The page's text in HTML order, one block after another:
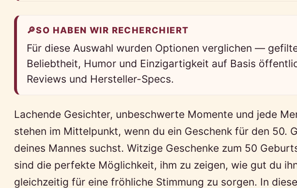
🔎SO HABEN WIR RECHERCHIERT
Für diese Auswahl wurden Optionen verglichen —
Beliebtheit, Humor und Einzigartigkeit auf Basis
Reviews und Hersteller-Specs.
Lachende Gesichter, unbeschwerte Momente und jede
stehen im Mittelpunkt, wenn du ein Geschenk für den 50.
deines Mannes suchst. Witzige Geschenke zum 50
sind die perfekte Möglichkeit, ihm zu zeigen, wie gut du
gleichzeitig für eine fröhliche Stimmung zu sorgen. In